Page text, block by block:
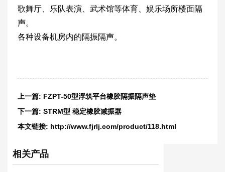
歌舞厅、乐队表演、武术馆等体育、娱乐场所楼面隔
声。
各种设备机房内的隔振隔声。
上一篇: FZPT-50型浮筑平台橡胶隔振隔声垫
下一篇: STRM型 稳定橡胶减振器
本文链接: http://www.fjrlj.com/product/118.html
相关产品